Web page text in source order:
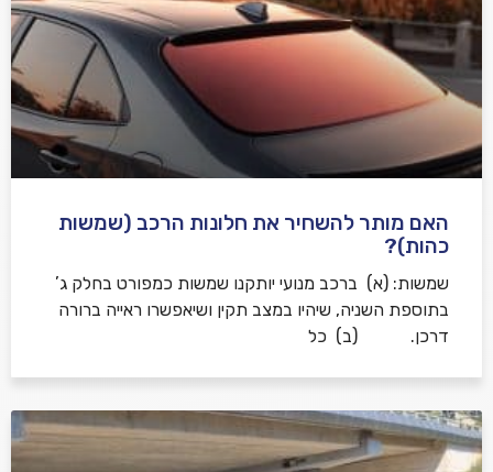
האם מותר להשחיר את חלונות הרכב (שמשות
כהות)?
שמשות: (א) ברכב מנועי יותקנו שמשות כמפורט בחלק ג’
בתוספת השניה, שיהיו במצב תקין ושיאפשרו ראייה ברורה
דרכן. (ב) כל